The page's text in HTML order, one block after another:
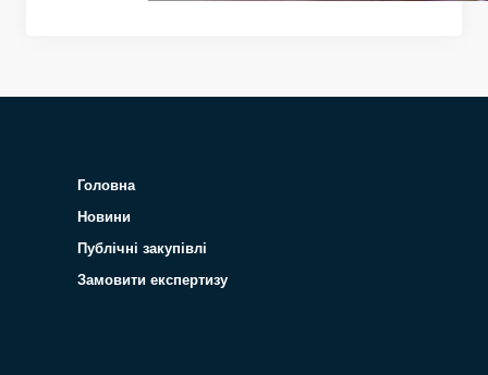
Головна
Новини
Публічні закупівлі
Замовити експертизу